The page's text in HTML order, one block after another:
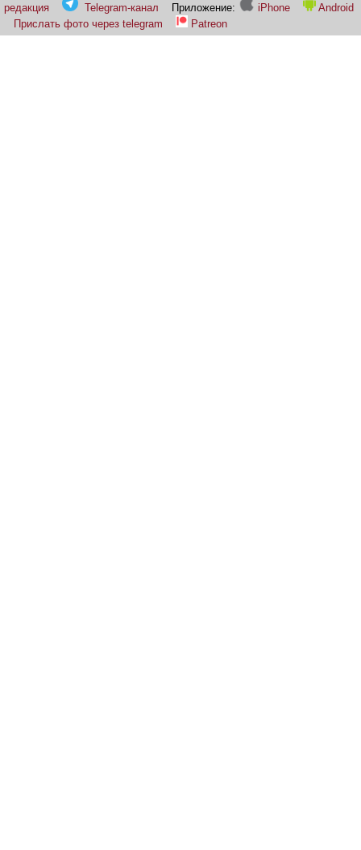
редакция
Telegram-канал Приложение: iPhone
Android
Прислать фото через telegram
Patreon